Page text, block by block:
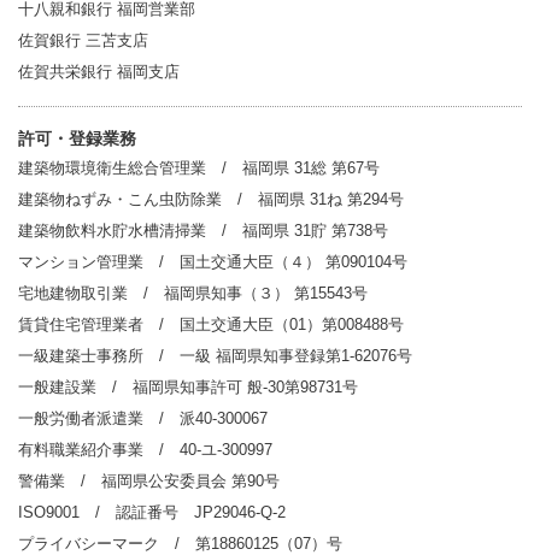
十八親和銀行 福岡営業部
佐賀銀行 三苫支店
佐賀共栄銀行 福岡支店
許可・登録業務
建築物環境衛生総合管理業 / 福岡県 31総 第67号
建築物ねずみ・こん虫防除業 / 福岡県 31ね 第294号
建築物飲料水貯水槽清掃業 / 福岡県 31貯 第738号
マンション管理業 / 国土交通大臣（４） 第090104号
宅地建物取引業 / 福岡県知事（３） 第15543号
賃貸住宅管理業者 / 国土交通大臣（01）第008488号
一級建築士事務所 / 一級 福岡県知事登録第1-62076号
一般建設業 / 福岡県知事許可 般-30第98731号
一般労働者派遣業 / 派40-300067
有料職業紹介事業 / 40-ユ-300997
警備業 / 福岡県公安委員会 第90号
ISO9001 / 認証番号 JP29046-Q-2
プライバシーマーク / 第18860125（07）号